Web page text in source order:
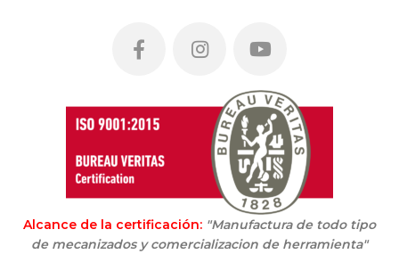
Alcance de la certificación: "Manufactura de todo tipo
de mecanizados y comercializacion de herramienta"